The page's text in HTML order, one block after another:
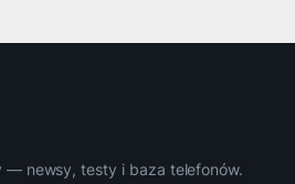
— newsy, testy i baza telefonów.